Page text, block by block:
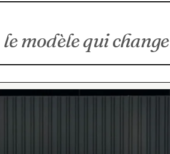
le modèle qui